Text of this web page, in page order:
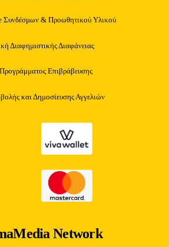
& Προωθητικού Υλικού
Διαφημιστικής Διαφάνειας
Επιβράβευσης
και Δημοσίευσης Αγγελιών
Network